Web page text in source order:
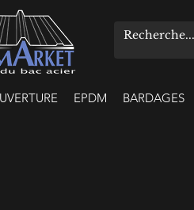
EPDM BARDAGES